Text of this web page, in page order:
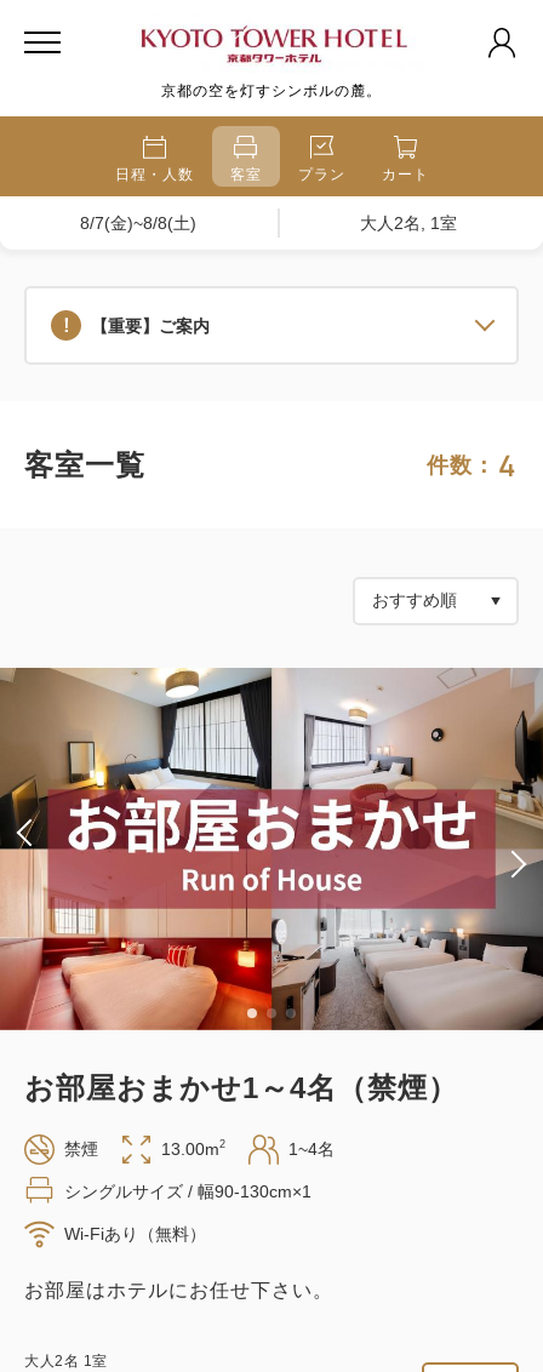
京都の空を灯すシンボルの麓。
日程・人数 客室 プラン カート
8/7(金)~8/8(土) 大人2名, 1室
【重要】ご案内
客室一覧 件数： 4
お部屋おまかせ1～4名（禁煙）
禁煙 13.00m2 1~4名
シングルサイズ / 幅90-130cm×1
Wi-Fiあり（無料）
お部屋はホテルにお任せ下さい。
大人 2名 1 室